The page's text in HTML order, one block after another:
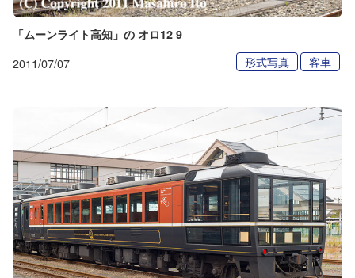
「ムーンライト高知」の オロ12 9
2011/07/07 形式写真 客車